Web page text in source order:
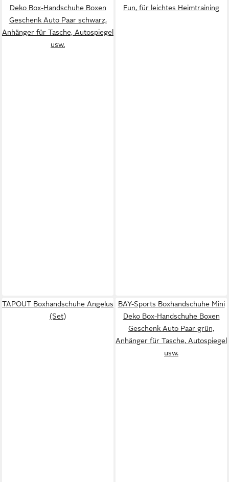
Deko Box-Handschuhe Boxen
Geschenk Auto Paar schwarz,
Anhänger für Tasche, Autospiegel
usw.
Fun, für leichtes Heimtraining
TAPOUT Boxhandschuhe Angelus
(Set)
BAY-Sports Boxhandschuhe Mini
Deko Box-Handschuhe Boxen
Geschenk Auto Paar grün,
Anhänger für Tasche, Autospiegel
usw.